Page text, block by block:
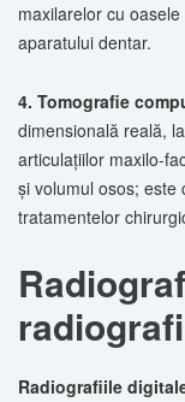
maxilarelor cu
aparatului dentar.
4. Tomografie
dimensională reală,
articulaţiilor maxilo-
şi volumul osos;
tratamentelor
Radiografiile